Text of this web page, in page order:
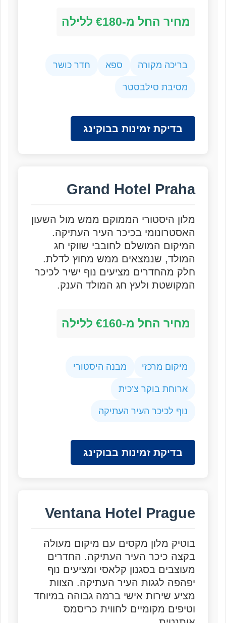
מחיר החל מ-€180 ללילה
בריכה מקורה ספא חדר כושר
מסיבת סילבסטר
בדיקת זמינות בבוקינג
Grand Hotel Praha
מלון היסטורי הממוקם ממש מול השעון
האסטרונומי בכיכר העיר העתיקה.
המיקום המושלם לחובבי שווקי חג
המולד, שנמצאים ממש מחוץ לדלת.
חלק מהחדרים מציעים נוף ישיר לכיכר
המקושטת ולעץ חג המולד הענק.
מחיר החל מ-€160 ללילה
מיקום מרכזי מבנה היסטורי
ארוחת בוקר צ’כית
נוף לכיכר העיר העתיקה
בדיקת זמינות בבוקינג
Ventana Hotel Prague
בוטיק מלון מקסים עם מיקום מעולה
בקצה כיכר העיר העתיקה. החדרים
מעוצבים בסגנון קלאסי ומציעים נוף
יפהפה לגגות העיר העתיקה. הצוות
מציע שירות אישי ברמה גבוהה במיוחד
וטיפים מקומיים לחווית כריסמס